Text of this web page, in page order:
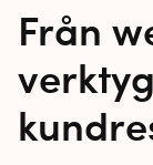
Från